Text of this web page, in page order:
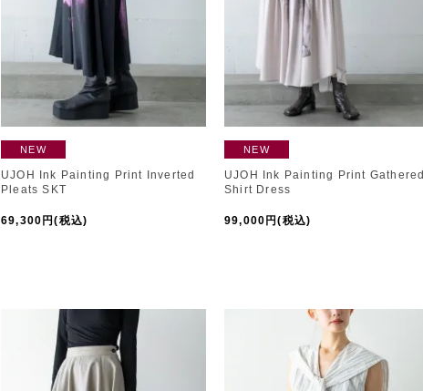
NEW
UJOH Ink Painting Print Inverted
Pleats SKT
69,300円(税込)
NEW
UJOH Ink Painting Print Gathered
Shirt Dress
99,000円(税込)